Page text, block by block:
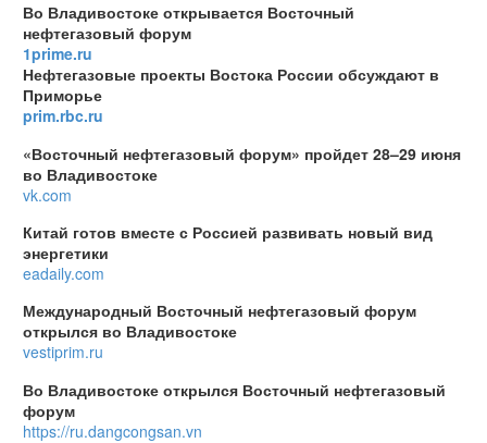
Во Владивостоке открывается Восточный
нефтегазовый форум
1prime.ru
Нефтегазовые проекты Востока России обсуждают в
Приморье
prim.rbc.ru
«Восточный нефтегазовый форум» пройдет 28–29 июня
во Владивостоке
vk.com
Китай готов вместе с Россией развивать новый вид
энергетики
eadaily.com
Международный Восточный нефтегазовый форум
открылся во Владивостоке
vestiprim.ru
Во Владивостоке открылся Восточный нефтегазовый
форум
https://ru.dangcongsan.vn